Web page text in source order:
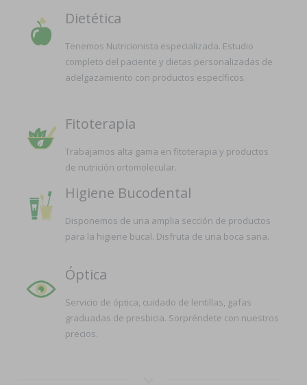
Dietética
Tenemos Nutricionista especializada. Estudio
completo del paciente y dietas personalizadas de
adelgazamiento con productos específicos.
Fitoterapia
Trabajamos alta gama en fitoterapia y productos
de nutrición ortomolecular.
Higiene Bucodental
Disponemos de una amplia sección de productos
para la higiene bucal. Disfruta de una boca sana.
Óptica
Servicio de óptica, cuidado de lentillas, gafas
graduadas de presbicia. Sorpréndete con nuestros
precios.